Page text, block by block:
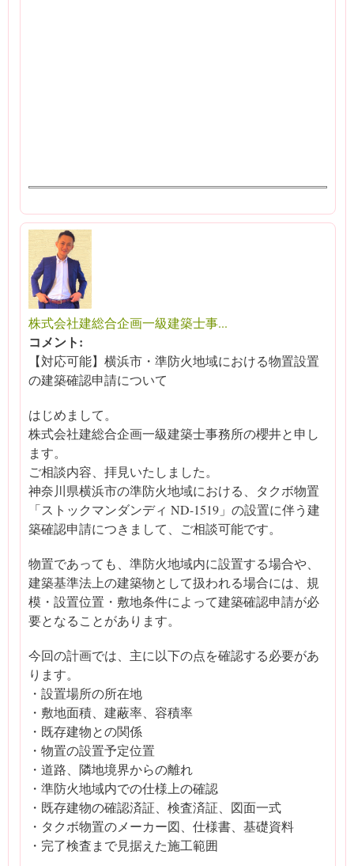
株式会社建総合企画一級建築士事...
コメント:
【対応可能】横浜市・準防火地域における物置設置
の建築確認申請について
はじめまして。
株式会社建総合企画一級建築士事務所の櫻井と申し
ます。
ご相談内容、拝見いたしました。
神奈川県横浜市の準防火地域における、タクボ物置
「ストックマンダンディ ND-1519」の設置に伴う建
築確認申請につきまして、ご相談可能です。
物置であっても、準防火地域内に設置する場合や、
建築基準法上の建築物として扱われる場合には、規
模・設置位置・敷地条件によって建築確認申請が必
要となることがあります。
今回の計画では、主に以下の点を確認する必要があ
ります。
・設置場所の所在地
・敷地面積、建蔽率、容積率
・既存建物との関係
・物置の設置予定位置
・道路、隣地境界からの離れ
・準防火地域内での仕様上の確認
・既存建物の確認済証、検査済証、図面一式
・タクボ物置のメーカー図、仕様書、基礎資料
・完了検査まで見据えた施工範囲